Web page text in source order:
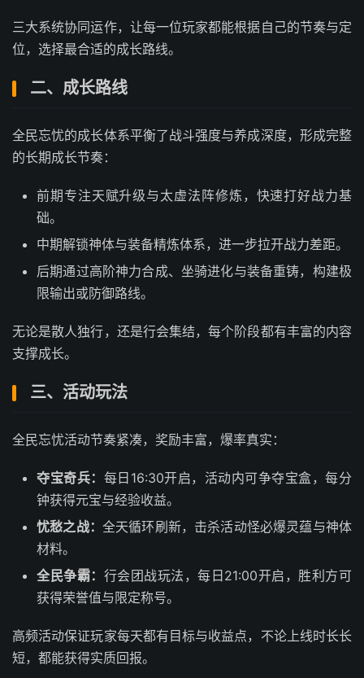
三大系统协同运作，让每一位玩家都能根据自己的节奏与定
位，选择最合适的成长路线。
二、成长路线
全民忘忧的成长体系平衡了战斗强度与养成深度，形成完整
的长期成长节奏：
前期专注天赋升级与太虚法阵修炼，快速打好战力基
础。
中期解锁神体与装备精炼体系，进一步拉开战力差距。
后期通过高阶神力合成、坐骑进化与装备重铸，构建极
限输出或防御路线。
无论是散人独行，还是行会集结，每个阶段都有丰富的内容
支撑成长。
三、活动玩法
全民忘忧活动节奏紧凑，奖励丰富，爆率真实：
夺宝奇兵： 每日16:30开启，活动内可争夺宝盒，每分
钟获得元宝与经验收益。
忧愁之战： 全天循环刷新，击杀活动怪必爆灵蕴与神体
材料。
全民争霸： 行会团战玩法，每日21:00开启，胜利方可
获得荣誉值与限定称号。
高频活动保证玩家每天都有目标与收益点，不论上线时长长
短，都能获得实质回报。